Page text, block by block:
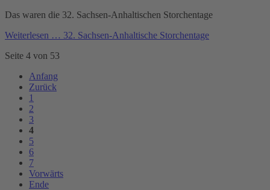
Das waren die 32. Sachsen-Anhaltischen Storchentage
Weiterlesen … 32. Sachsen-Anhaltische Storchentage
Seite 4 von 53
Anfang
Zurück
1
2
3
4
5
6
7
Vorwärts
Ende